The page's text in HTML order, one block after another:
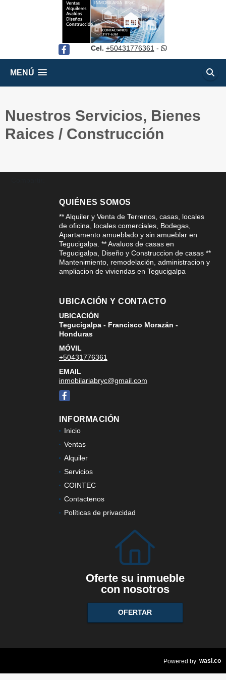
Facebook Cel. +50431776361 -
MENÚ
Nuestros Servicios, Bienes
Raices / Construcción
QUIÉNES SOMOS
** Alquiler y Venta de Terrenos, casas, locales
de oficina, locales comerciales, Bodegas,
Apartamento amueblado y sin amueblar en
Tegucigalpa. ** Avaluos de casas en
Tegucigalpa, Diseño y Construccion de casas **
Mantenimiento, remodelación, administracion y
ampliacion de viviendas en Tegucigalpa
UBICACIÓN Y CONTACTO
UBICACIÓN
Tegucigalpa - Francisco Morazán -
Honduras
MÓVIL
+50431776361
EMAIL
inmobilariabryc@gmail.com
Facebook
INFORMACIÓN
Inicio
Ventas
Alquiler
Servicios
COINTEC
Contactenos
Políticas de privacidad
Oferte su inmueble
con nosotros
OFERTAR
Powered by: wasi.co